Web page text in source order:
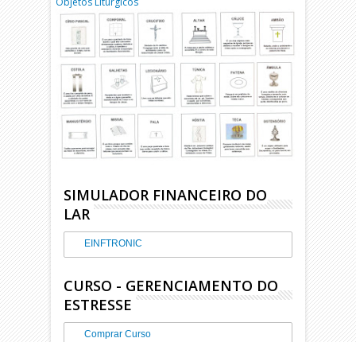
SIMULADOR FINANCEIRO DO
LAR
EINFTRONIC
CURSO - GERENCIAMENTO DO
ESTRESSE
Comprar Curso